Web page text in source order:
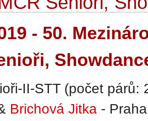
- 50.
II-STT (počet párů:
Brichová Jitka -